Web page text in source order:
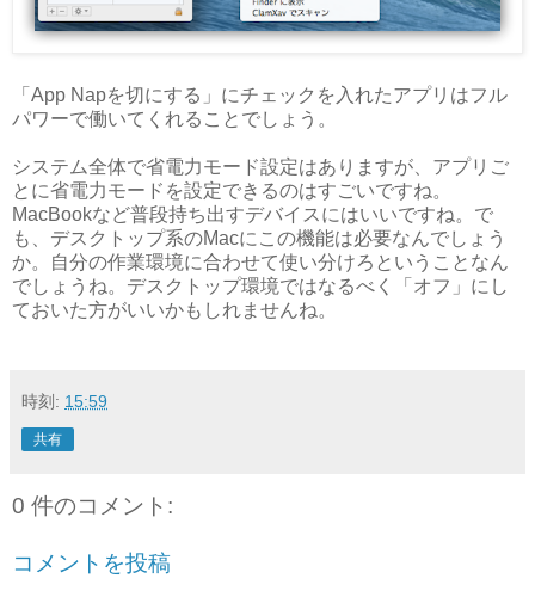
「App Napを切にする」にチェックを入れたアプリはフル
パワーで働いてくれることでしょう。
システム全体で省電力モード設定はありますが、アプリご
とに省電力モードを設定できるのはすごいですね。
MacBookなど普段持ち出すデバイスにはいいですね。で
も、デスクトップ系のMacにこの機能は必要なんでしょう
か。自分の作業環境に合わせて使い分けろということなん
でしょうね。デスクトップ環境ではなるべく「オフ」にし
ておいた方がいいかもしれませんね。
時刻: 15:59
共有
0 件のコメント:
コメントを投稿